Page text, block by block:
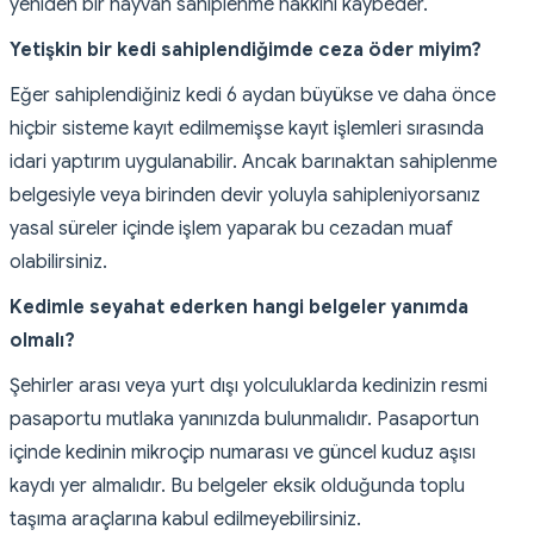
yeniden bir hayvan sahiplenme hakkını kaybeder.
Yetişkin bir kedi sahiplendiğimde ceza öder miyim?
Eğer sahiplendiğiniz kedi 6 aydan büyükse ve daha önce
hiçbir sisteme kayıt edilmemişse kayıt işlemleri sırasında
idari yaptırım uygulanabilir. Ancak barınaktan sahiplenme
belgesiyle veya birinden devir yoluyla sahipleniyorsanız
yasal süreler içinde işlem yaparak bu cezadan muaf
olabilirsiniz.
Kedimle seyahat ederken hangi belgeler yanımda
olmalı?
Şehirler arası veya yurt dışı yolculuklarda kedinizin resmi
pasaportu mutlaka yanınızda bulunmalıdır. Pasaportun
içinde kedinin mikroçip numarası ve güncel kuduz aşısı
kaydı yer almalıdır. Bu belgeler eksik olduğunda toplu
taşıma araçlarına kabul edilmeyebilirsiniz.